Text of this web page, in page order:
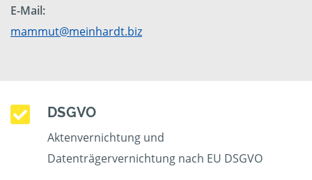
E-Mail:
mammut@meinhardt.biz
DSGVO
Aktenvernichtung und
Datenträgervernichtung nach EU DSGVO